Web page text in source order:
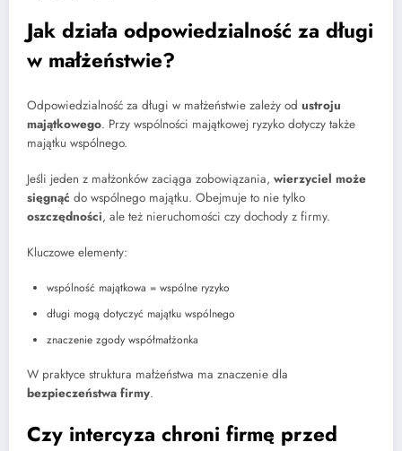
Jak działa odpowiedzialność za długi
w małżeństwie?
Odpowiedzialność za długi w małżeństwie zależy od ustroju
majątkowego. Przy wspólności majątkowej ryzyko dotyczy także
majątku wspólnego.
Jeśli jeden z małżonków zaciąga zobowiązania, wierzyciel może
sięgnąć do wspólnego majątku. Obejmuje to nie tylko
oszczędności, ale też nieruchomości czy dochody z firmy.
Kluczowe elementy:
wspólność majątkowa = wspólne ryzyko
długi mogą dotyczyć majątku wspólnego
znaczenie zgody współmałżonka
W praktyce struktura małżeństwa ma znaczenie dla
bezpieczeństwa firmy.
Czy intercyza chroni firmę przed